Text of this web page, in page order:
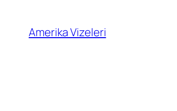
Amerika Vizeleri